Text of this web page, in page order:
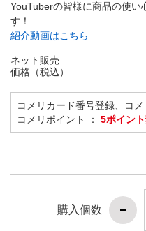
YouTuberの皆様に商品の使い
す！
紹介動画はこちら
ネット販売
価格（税込）
コメリカード番号登録、コ
コメリポイント ： 5ポイン
購入個数